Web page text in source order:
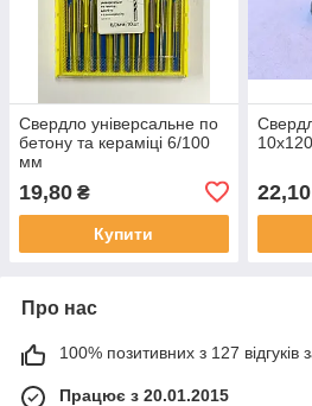
Свердло універсальне по
бетону та кераміці 6/100
мм
19,80 ₴
Купити
22,10
Про нас
100% позитивних з 127 відгуків
Працює з 20.01.2015